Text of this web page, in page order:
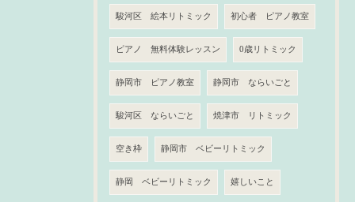
駿河区 絵本リトミック 初心者 ピアノ教室
ピアノ 無料体験レッスン 0歳リトミック
静岡市 ピアノ教室 静岡市 ならいごと
駿河区 ならいごと 焼津市 リトミック
空き枠 静岡市 ベビーリトミック
静岡 ベビーリトミック 嬉しいこと